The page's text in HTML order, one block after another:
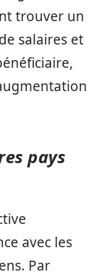
trouver un
salaires et
pays
avec les
Par